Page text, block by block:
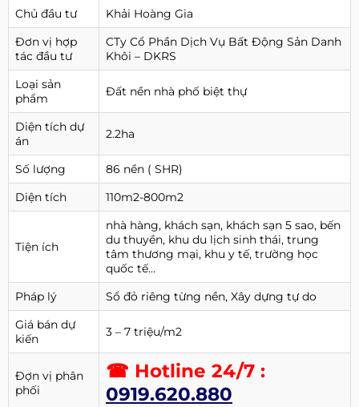
Chủ đầu tư
Khải Hoàng Gia
Đơn vị hợp
tác đầu tư
CTy Cổ Phần Dịch Vụ Bất Động Sản Danh
Khôi – DKRS
Loại sản
phẩm
Đất nền nhà phố biệt thự
Diện tích dự
án
2.2ha
Số lượng
86 nền ( SHR)
Diện tích
110m2-800m2
Tiện ích
nhà hàng, khách sạn, khách sạn 5 sao, bến
du thuyền, khu du lịch sinh thái, trung
tâm thương mại, khu y tế, trường học
quốc tế…
Pháp lý
Sổ đỏ riêng từng nền, Xây dựng tự do
Giá bán dự
kiến
3 – 7 triệu/m2
Đợn vị phân
phối
☎ Hotline 24/7 :
0919.620.880